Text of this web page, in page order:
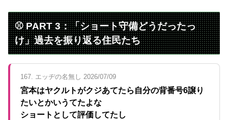
⚾ PART 3：「ショート守備どうだったっ
け」過去を振り返る住民たち
167. エッヂの名無し 2026/07/09
宮本はヤクルトがクジあてたら自分の背番号6譲り
たいとかいうてたよな
ショートとして評価してたし